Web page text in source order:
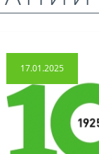
17.01.2025